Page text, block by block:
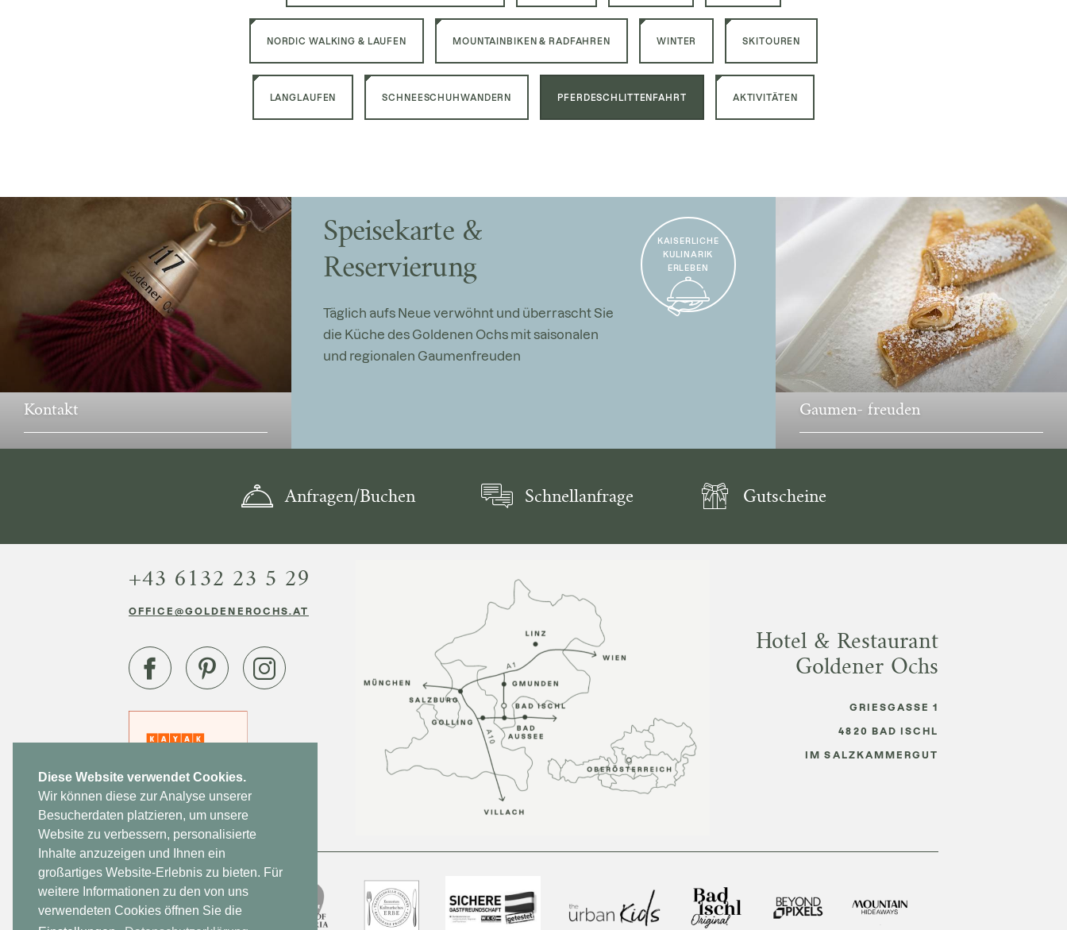
Diese Website verwendet Cookies.
Wir können diese zur Analyse unserer
Besucherdaten platzieren, um unsere
Website zu verbessern, personalisierte
Inhalte anzuzeigen und Ihnen ein
großartiges Website-Erlebnis zu bieten. Für
weitere Informationen zu den von uns
verwendeten Cookies öffnen Sie die
NORDIC WALKING & LAUFEN MOUNTAINBIKEN & RADFAHREN WINTER SKITOUREN
LANGLAUFEN SCHNEESCHUHWANDERN PFERDESCHLITTENFAHRT AKTIVITÄTEN
Kontakt
Speisekarte &
Reservierung
Täglich aufs Neue verwöhnt und überrascht Sie
die Küche des Goldenen Ochs mit saisonalen
und regionalen Gaumenfreuden
KAISERLICHE
KULINARIK
ERLEBEN
Gaumen- freuden
Anfragen/Buchen Schnellanfrage Gutscheine
+43 6132 23 5 29
OFFICE@GOLDENEROCHS.AT
Hotel & Restaurant
Goldener Ochs
GRIESGASSE 1
4820 BAD ISCHL
IM SALZKAMMERGUT